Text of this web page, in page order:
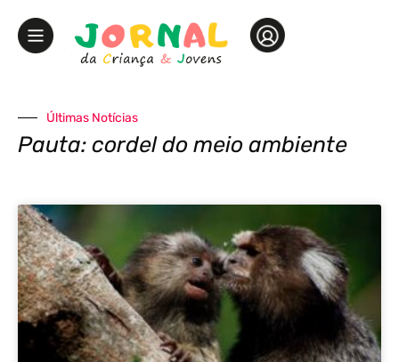
Últimas Notícias
Pauta: cordel do meio ambiente